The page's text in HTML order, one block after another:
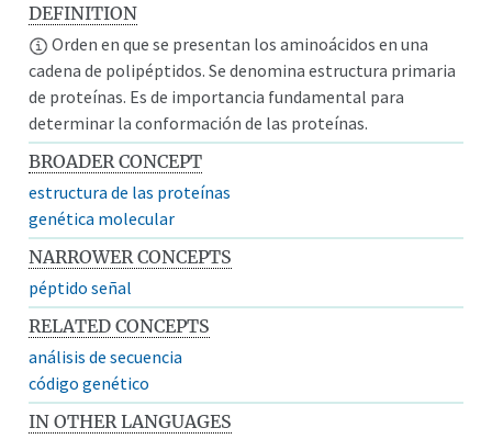
DEFINITION
Orden en que se presentan los aminoácidos en una
cadena de polipéptidos. Se denomina estructura primaria
de proteínas. Es de importancia fundamental para
determinar la conformación de las proteínas.
BROADER CONCEPT
estructura de las proteínas
genética molecular
NARROWER CONCEPTS
péptido señal
RELATED CONCEPTS
análisis de secuencia
código genético
IN OTHER LANGUAGES